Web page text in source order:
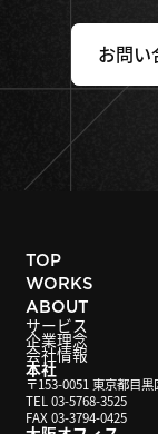
お問い
本社
〒153-0051 東京都目
TEL 03-5768-3525
FAX 03-3794-0425
TOP
WORKS
ABOUT
サービス
企業理念
会社情報